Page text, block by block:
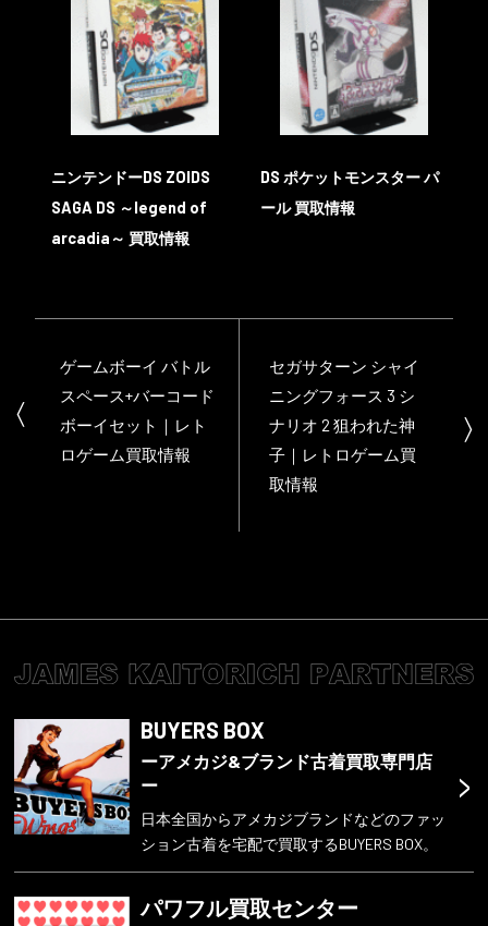
ニンテンドーDS ZOIDS
SAGA DS ～legend of
arcadia～ 買取情報
DS ポケットモンスター パ
ール 買取情報
ゲームボーイ バトル
スペース+バーコード
ボーイセット｜レト
ロゲーム買取情報
セガサターン シャイ
ニングフォース 3 シ
ナリオ 2 狙われた神
子｜レトロゲーム買
取情報
>
BUYERS BOX
ーアメカジ&ブランド古着買取専門店
ー
日本全国からアメカジブランドなどのファッ
ション古着を宅配で買取するBUYERS BOX。
パワフル買取センター